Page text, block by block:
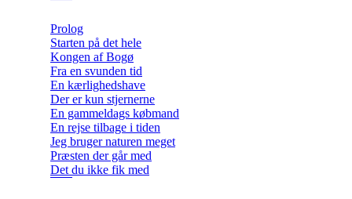
Prolog
Starten på det hele
Kongen af Bogø
Fra en svunden tid
En kærlighedshave
Der er kun stjernerne
En gammeldags købmand
En rejse tilbage i tiden
Jeg bruger naturen meget
Præsten der går med
Det du ikke fik med